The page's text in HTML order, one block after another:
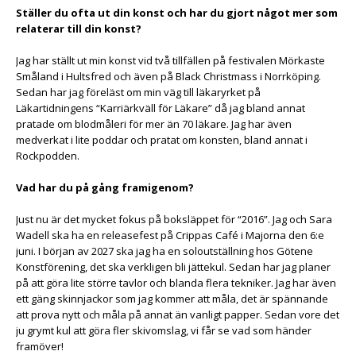
Ställer du ofta ut din konst och har du gjort något mer som
relaterar till din konst?
Jag har ställt ut min konst vid två tillfällen på festivalen Mörkaste
Småland i Hultsfred och även på Black Christmass i Norrköping.
Sedan har jag föreläst om min väg till läkaryrket på
Läkartidningens “Karriärkväll för Läkare” då jag bland annat
pratade om blodmåleri för mer än 70 läkare. Jag har även
medverkat i lite poddar och pratat om konsten, bland annat i
Rockpodden.
Vad har du på gång framigenom?
Just nu är det mycket fokus på boksläppet för “2016”. Jag och Sara
Wadell ska ha en releasefest på Crippas Café i Majorna den 6:e
juni. I början av 2027 ska jag ha en soloutställning hos Götene
Konstförening, det ska verkligen bli jättekul. Sedan har jag planer
på att göra lite större tavlor och blanda flera tekniker. Jag har även
ett gäng skinnjackor som jag kommer att måla, det är spännande
att prova nytt och måla på annat än vanligt papper. Sedan vore det
ju grymt kul att göra fler skivomslag, vi får se vad som händer
framöver!